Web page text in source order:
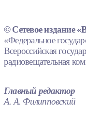
© Сетевое издание
«Федеральное
Всероссийская
радиовещательная
Главный редактор
А. А. Филипповский